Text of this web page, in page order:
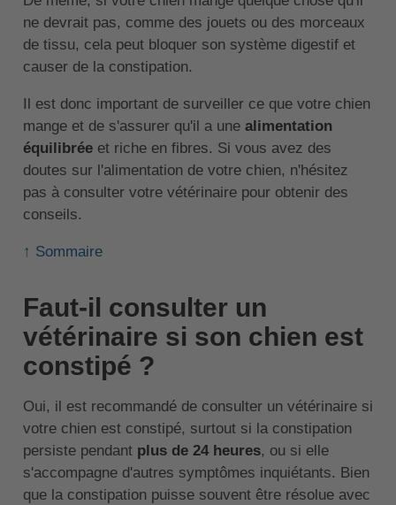
ne devrait pas, comme des jouets ou des morceaux
de tissu, cela peut bloquer son système digestif et
causer de la constipation.
Il est donc important de surveiller ce que votre chien
mange et de s'assurer qu'il a unealimentation
équilibréeet riche en fibres. Si vous avez des
doutes sur l'alimentation de votre chien, n'hésitez
pas à consulter votre vétérinaire pour obtenir des
conseils.
↑ Sommaire
Faut-il consulter un
vétérinaire si son chien est
constipé ?
Oui, il est recommandé de consulter un vétérinaire si
votre chien est constipé, surtout si la constipation
persiste pendant plus de 24 heures, ou si elle
s'accompagne d'autres symptômes inquiétants. Bien
que la constipation puisse souvent être résolue avec